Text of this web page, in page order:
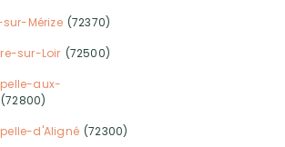
sur-Mérize (72370)
sur-Loir (72500)
aux-
(72800)
d'Aligné (72300)